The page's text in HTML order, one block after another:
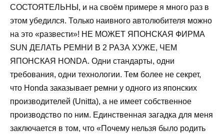
СОСТОЯТЕЛЬНЫ, и на своём примере я много раз в
этом убедился. Только наивного автолюбителя можно
на это «развести»! НЕ МОЖЕТ ЯПОНСКАЯ ФИРМА
SUN ДЕЛАТЬ РЕМНИ В 2 РАЗА ХУЖЕ, ЧЕМ
ЯПОНСКАЯ HONDA. Одни стандарты, одни
требования, одни технологии. Тем более не секрет,
что Honda заказывает ремни у одного из японских
производителей (Unitta), а не имеет собственное
производство по ним. Единственная загадка для меня
заключается в том, что «Почему нельзя было родить